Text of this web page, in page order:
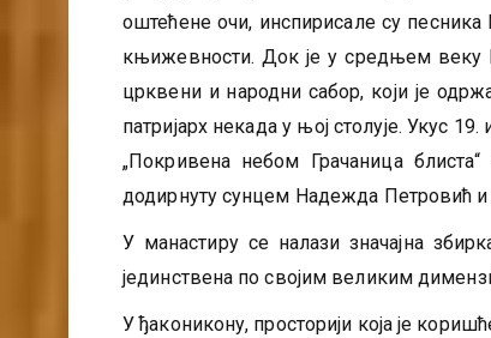
оштећене очи, инспирисале су
књижевности. Док је у средњем веку
црквени и народни сабор, који је
патријарх некада у њој столује. Укус
„Покривена небом Грачаница
додирнуту сунцем Надежда Петровић
У манастиру се налази значајна
јединствена по својим великим
У ђаконикону, просторији која је